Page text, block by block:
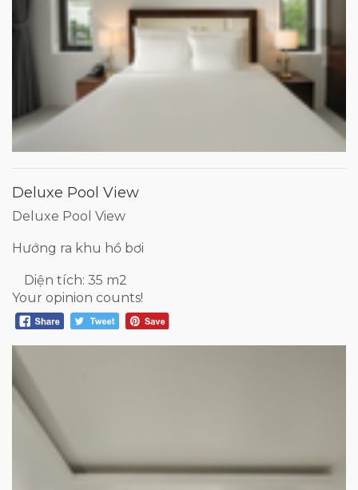
Deluxe Pool View
Deluxe Pool View
Hướng ra khu hồ bơi
Diện tích: 35 m2
Your opinion counts!